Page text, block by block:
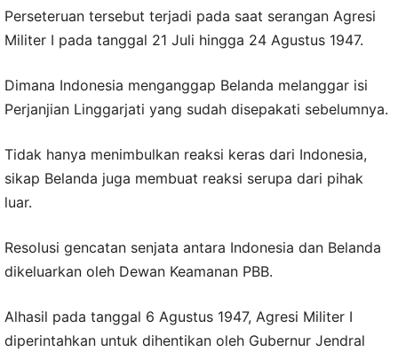
Perseteruan tersebut terjadi pada saat serangan Agresi
Militer I pada tanggal 21 Juli hingga 24 Agustus 1947.
Dimana Indonesia menganggap Belanda melanggar isi
Perjanjian Linggarjati yang sudah disepakati sebelumnya.
Tidak hanya menimbulkan reaksi keras dari Indonesia,
sikap Belanda juga membuat reaksi serupa dari pihak
luar.
Resolusi gencatan senjata antara Indonesia dan Belanda
dikeluarkan oleh Dewan Keamanan PBB.
Alhasil pada tanggal 6 Agustus 1947, Agresi Militer I
diperintahkan untuk dihentikan oleh Gubernur Jendral